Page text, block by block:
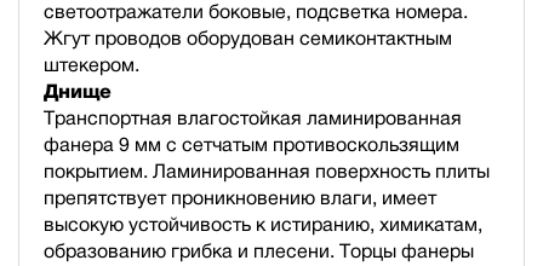
светоотражатели боковые, подсветка номера.
Жгут проводов оборудован семиконтактным
штекером.
Днище
Транспортная влагостойкая ламинированная
фанера 9 мм с сетчатым противоскользящим
покрытием. Ламинированная поверхность плиты
препятствует проникновению влаги, имеет
высокую устойчивость к истиранию, химикатам,
образованию грибка и плесени. Торцы фанеры